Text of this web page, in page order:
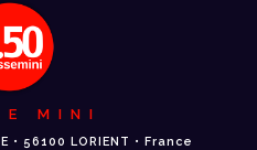
MINI
• 56100 LORIENT • France